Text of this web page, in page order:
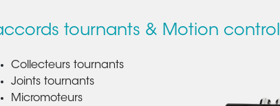
tournants & Motion control
Collecteurs tournants
Joints tournants
Micromoteurs